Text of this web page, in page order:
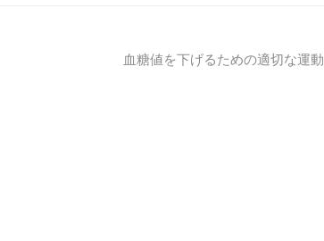
血糖値を下げるための適切な運